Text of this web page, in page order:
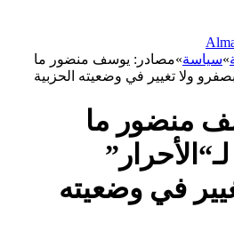
»سياسة»مصادر: يوسف منضور ما
ولا تغيير في وضعيته الحزبية
منضور ما
في وضعيته